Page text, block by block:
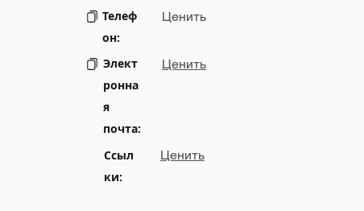
Телеф
он:
Ценить
Элект
ронна
я
почта:
Ценить
Ссыл
ки:
Ценить